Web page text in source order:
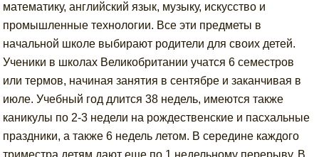
математику, английский язык, музыку, искусство и
промышленные технологии. Все эти предметы в
начальной школе выбирают родители для своих детей.
Ученики в школах Великобритании учатся 6 семестров
или термов, начиная занятия в сентябре и заканчивая в
июле. Учебный год длится 38 недель, имеются также
каникулы по 2-3 недели на рождественские и пасхальные
праздники, а также 6 недель летом. В середине каждого
триместра детям дают еще по 1 недельному перерыву. В